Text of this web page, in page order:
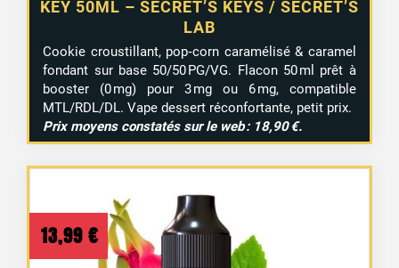
KEY 50ML – SECRET’S KEYS / SECRET’S
LAB
Cookie croustillant, pop‑corn caramélisé & caramel
fondant sur base 50/50 PG/VG. Flacon 50 ml prêt à
booster (0 mg) pour 3 mg ou 6 mg, compatible
MTL/RDL/DL. Vape dessert réconfortante, petit prix.
Prix moyens constatés sur le web : 18,90 €.
13,99 €